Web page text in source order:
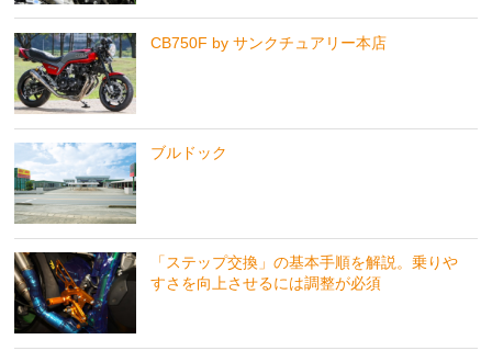
CB750F by サンクチュアリー本店
ブルドック
「ステップ交換」の基本手順を解説。乗りや
すさを向上させるには調整が必須